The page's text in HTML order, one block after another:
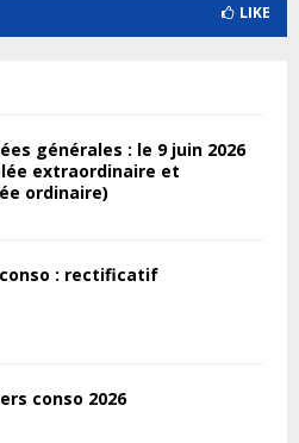
LIKE
générales : le 9 juin 2026
extraordinaire et
ordinaire)
: rectificatif
conso 2026